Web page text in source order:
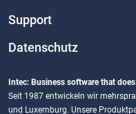
Support
Datenschutz
Intec: Business software that
Seit 1987 entwickeln wir
und Luxemburg. Unsere